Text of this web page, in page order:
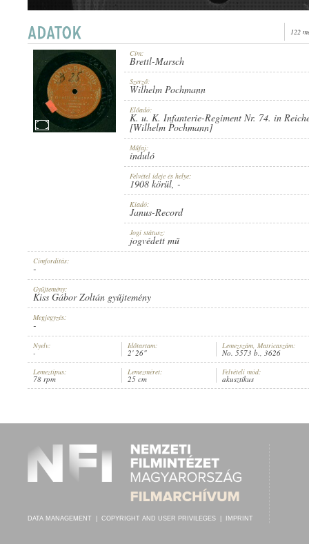
ARTIST:K. U. K. INFANTERIE-REGIMENT NR. 74. IN REICHENBERG
PUBLICATION: 1908 KÖRÜL
122
Cím:
Brettl-Marsch
Szerző:
Wilhelm Pochmann
Előadó:
K. u. K. Infanterie-Regiment Nr. 74. in
[Wilhelm Pochmann]
Műfaj:
induló
Felvétel ideje és helye:
1908 körül, -
Kiadó:
Janus-Record
Jogi státusz:
jogvédett mű
Címfordítás:
-
Gyűjtemény:
Kiss Gábor Zoltán gyűjtemény
Megjegyzés:
-
Nyelv:
-
Időtartam:
2' 26"
Lemezszám, Matricaszám:
No. 5573 b., 3626
Lemeztípus:
78 rpm
Lemezméret:
25 cm
Felvételi mód:
akusztikus
DATA MANAGEMENT COPYRIGHT AND USER PRIVILEGES IMPRINT